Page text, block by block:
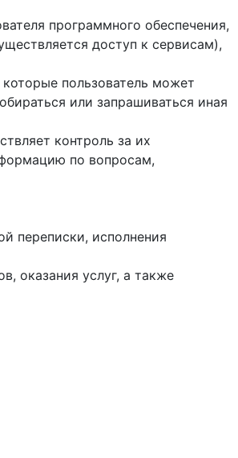
программного обеспечения,
доступ к cервисам),
пользователь может
или запрашиваться иная
контроль за их
по вопросам,
переписки, исполнения
оказания услуг, а также